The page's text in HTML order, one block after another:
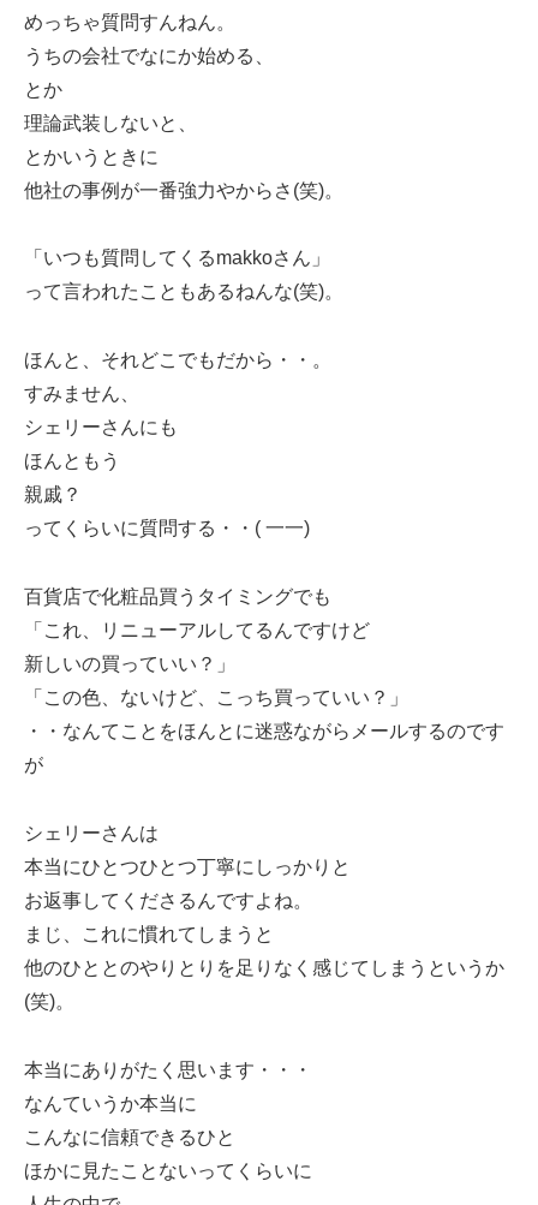
めっちゃ質問すんねん。
うちの会社でなにか始める、
とか
理論武装しないと、
とかいうときに
他社の事例が一番強力やからさ(笑)。
「いつも質問してくるmakkoさん」
って言われたこともあるねんな(笑)。
ほんと、それどこでもだから・・。
すみません、
シェリーさんにも
ほんともう
親戚？
ってくらいに質問する・・( 一一)
百貨店で化粧品買うタイミングでも
「これ、リニューアルしてるんですけど
新しいの買っていい？」
「この色、ないけど、こっち買っていい？」
・・なんてことをほんとに迷惑ながらメールするのです
が
シェリーさんは
本当にひとつひとつ丁寧にしっかりと
お返事してくださるんですよね。
まじ、これに慣れてしまうと
他のひととのやりとりを足りなく感じてしまうというか
(笑)。
本当にありがたく思います・・・
なんていうか本当に
こんなに信頼できるひと
ほかに見たことないってくらいに